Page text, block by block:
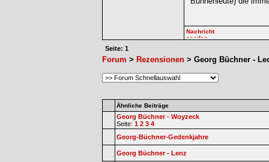
Seite: 1
Forum > Rezensionen > Georg Büchner -
Ähnliche Beiträge
Georg Büchner - Woyzeck
Seite: 1 2 3 4
Georg-Büchner-Gedenkjahre
Georg Büchner - Lenz